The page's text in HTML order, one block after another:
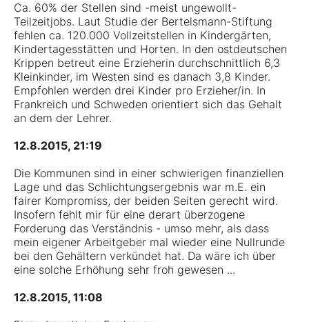
Ca. 60% der Stellen sind -meist ungewollt-
Teilzeitjobs. Laut Studie der Bertelsmann-Stiftung
fehlen ca. 120.000 Vollzeitstellen in Kindergärten,
Kindertagesstätten und Horten. In den ostdeutschen
Krippen betreut eine Erzieherin durchschnittlich 6,3
Kleinkinder, im Westen sind es danach 3,8 Kinder.
Empfohlen werden drei Kinder pro Erzieher/in. In
Frankreich und Schweden orientiert sich das Gehalt
an dem der Lehrer.
12.8.2015, 21:19
Die Kommunen sind in einer schwierigen finanziellen
Lage und das Schlichtungsergebnis war m.E. ein
fairer Kompromiss, der beiden Seiten gerecht wird.
Insofern fehlt mir für eine derart überzogene
Forderung das Verständnis - umso mehr, als dass
mein eigener Arbeitgeber mal wieder eine Nullrunde
bei den Gehältern verkündet hat. Da wäre ich über
eine solche Erhöhung sehr froh gewesen ...
12.8.2015, 11:08